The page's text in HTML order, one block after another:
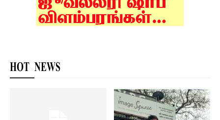
HOT NEWS